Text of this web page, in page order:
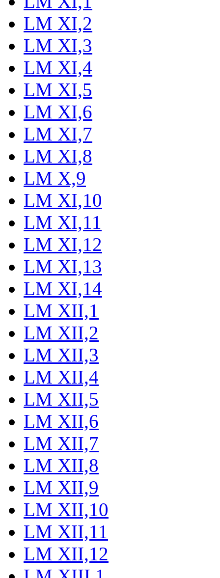
LM XI,2
LM XI,3
LM XI,4
LM XI,5
LM XI,6
LM XI,7
LM XI,8
LM X,9
LM XI,10
LM XI,11
LM XI,12
LM XI,13
LM XI,14
LM XII,1
LM XII,2
LM XII,3
LM XII,4
LM XII,5
LM XII,6
LM XII,7
LM XII,8
LM XII,9
LM XII,10
LM XII,11
LM XII,12